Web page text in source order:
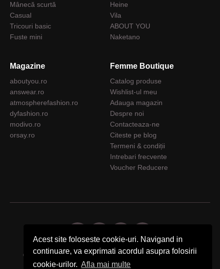
Acest site foloseste cookie-uri. Navigand in
continuare, va exprimati acordul asupra folosirii
cookie-urilor. Afla mai multe
Mânecă scurtă
Casual
Tricouri basic
Fuste mini
Heine
Vila
ABOUT YOU
Naketano
Magazine
aboutyou.ro
answear.ro
atmospherefashion.ro
dyfashion.ro
modivo.ro
orsay.ro
Femme Boutique
Catalog produse
Wishlist-ul meu
Adauga magazin
Despre noi
Contacteaza-ne
Citeste pe blog
Termeni & condiții
Intrebari frecvente
Voucher Reducere
© 2026 Femme Boutique - Descopera. Cumpara. Exprima-ti stilul.